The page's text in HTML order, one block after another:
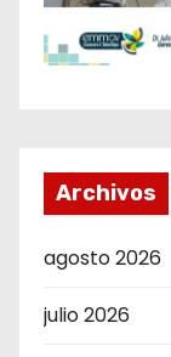
Archivos
agosto 2026
julio 2026